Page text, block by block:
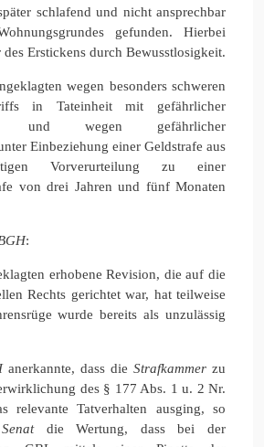
schlafend und nicht ansprechbar
gefunden. Hierbei
des Erstickens durch Bewusstlosigkeit.
wegen besonders schweren
in Tateinheit mit gefährlicher
und wegen gefährlicher
Einbeziehung einer Geldstrafe aus
Vorverurteilung zu einer
von drei Jahren und fünf Monaten
:
erhobene Revision, die auf die
Rechts gerichtet war, hat teilweise
wurde bereits als unzulässig
anerkannte, dass die Strafkammer zu
des § 177 Abs. 1 u. 2 Nr.
relevante Tatverhalten ausging, so
Senatdie Wertung, dass bei der